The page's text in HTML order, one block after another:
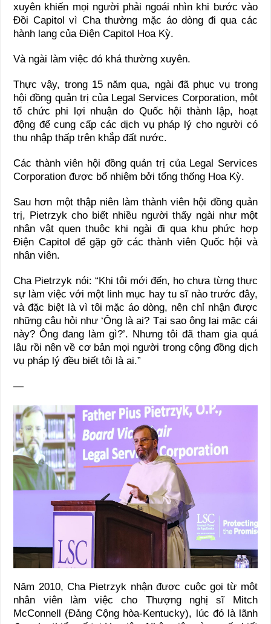
xuyên khiến mọi người phải ngoái nhìn khi bước vào
Đồi Capitol vì Cha thường mặc áo dòng đi qua các
hành lang của Điện Capitol Hoa Kỳ.
Và ngài làm việc đó khá thường xuyên.
Thực vậy, trong 15 năm qua, ngài đã phục vụ trong
hội đồng quản trị của Legal Services Corporation, một
tổ chức phi lợi nhuận do Quốc hội thành lập, hoạt
động để cung cấp các dịch vụ pháp lý cho người có
thu nhập thấp trên khắp đất nước.
Các thành viên hội đồng quản trị của Legal Services
Corporation được bổ nhiệm bởi tổng thống Hoa Kỳ.
Sau hơn một thập niên làm thành viên hội đồng quản
trị, Pietrzyk cho biết nhiều người thấy ngài như một
nhân vật quen thuộc khi ngài đi qua khu phức hợp
Điện Capitol để gặp gỡ các thành viên Quốc hội và
nhân viên.
Cha Pietrzyk nói: “Khi tôi mới đến, họ chưa từng thực
sự làm việc với một linh mục hay tu sĩ nào trước đây,
và đặc biệt là vì tôi mặc áo dòng, nên chỉ nhận được
những câu hỏi như ‘Ông là ai? Tại sao ông lại mặc cái
này? Ông đang làm gì?’. Nhưng tôi đã tham gia quá
lâu rồi nên về cơ bản mọi người trong cộng đồng dịch
vụ pháp lý đều biết tôi là ai.”
—
Năm 2010, Cha Pietrzyk nhận được cuộc gọi từ một
nhân viên làm việc cho Thượng nghị sĩ Mitch
McConnell (Đảng Cộng hòa-Kentucky), lúc đó là lãnh